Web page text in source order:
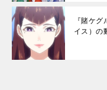
『賭ケ
イス）の